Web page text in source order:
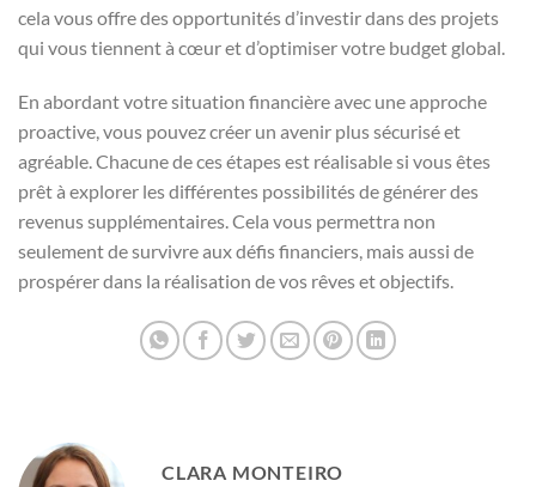
cela vous offre des opportunités d’investir dans des projets
qui vous tiennent à cœur et d’optimiser votre budget global.
En abordant votre situation financière avec une approche
proactive, vous pouvez créer un avenir plus sécurisé et
agréable. Chacune de ces étapes est réalisable si vous êtes
prêt à explorer les différentes possibilités de générer des
revenus supplémentaires. Cela vous permettra non
seulement de survivre aux défis financiers, mais aussi de
prospérer dans la réalisation de vos rêves et objectifs.
CLARA MONTEIRO